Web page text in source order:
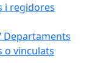
i regidores
Departaments
o vinculats